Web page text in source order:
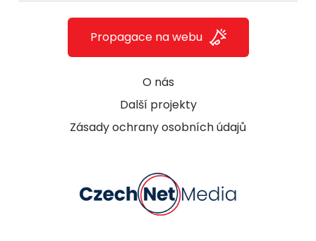
O nás
Další projekty
Zásady ochrany osobních údajů
Propagace na webu